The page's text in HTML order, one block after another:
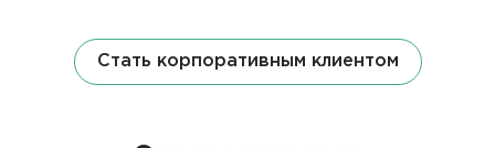
Стать корпоративным клиентом